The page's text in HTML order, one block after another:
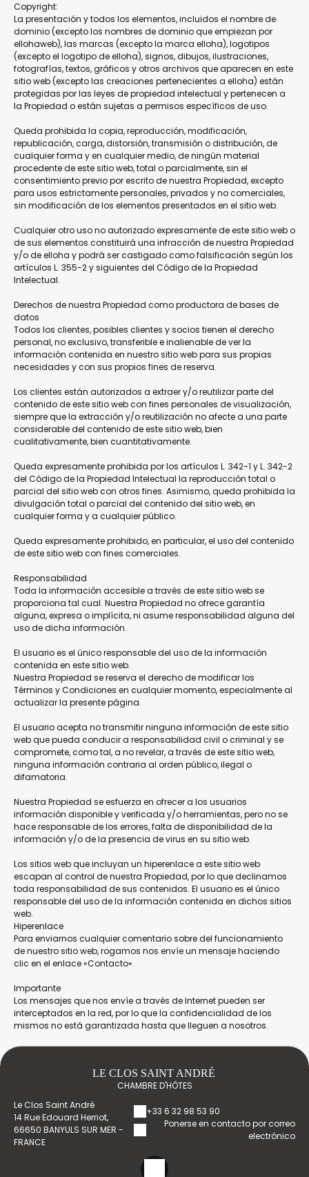
Copyright:
La presentación y todos los elementos, incluidos el nombre de
dominio (excepto los nombres de dominio que empiezan por
ellohaweb), las marcas (excepto la marca elloha), logotipos
(excepto el logotipo de elloha), signos, dibujos, ilustraciones,
fotografías, textos, gráficos y otros archivos que aparecen en este
sitio web (excepto las creaciones pertenecientes a elloha) están
protegidas por las leyes de propiedad intelectual y pertenecen a
la Propiedad o están sujetas a permisos específicos de uso.
Queda prohibida la copia, reproducción, modificación,
republicación, carga, distorsión, transmisión o distribución, de
cualquier forma y en cualquier medio, de ningún material
procedente de este sitio web, total o parcialmente, sin el
consentimiento previo por escrito de nuestra Propiedad, excepto
para usos estrictamente personales, privados y no comerciales,
sin modificación de los elementos presentados en el sitio web.
Cualquier otro uso no autorizado expresamente de este sitio web o
de sus elementos constituirá una infracción de nuestra Propiedad
y/o de elloha y podrá ser castigado como falsificación según los
artículos L. 355-2 y siguientes del Código de la Propiedad
Intelectual.
Derechos de nuestra Propiedad como productora de bases de
datos
Todos los clientes, posibles clientes y socios tienen el derecho
personal, no exclusivo, transferible e inalienable de ver la
información contenida en nuestro sitio web para sus propias
necesidades y con sus propios fines de reserva.
Los clientes están autorizados a extraer y/o reutilizar parte del
contenido de este sitio web con fines personales de visualización,
siempre que la extracción y/o reutilización no afecte a una parte
considerable del contenido de este sitio web, bien
cualitativamente, bien cuantitativamente.
Queda expresamente prohibida por los artículos L. 342-1 y L. 342-2
del Código de la Propiedad Intelectual la reproducción total o
parcial del sitio web con otros fines. Asimismo, queda prohibida la
divulgación total o parcial del contenido del sitio web, en
cualquier forma y a cualquier público.
Queda expresamente prohibido, en particular, el uso del contenido
de este sitio web con fines comerciales.
Responsabilidad
Toda la información accesible a través de este sitio web se
proporciona tal cual. Nuestra Propiedad no ofrece garantía
alguna, expresa o implícita, ni asume responsabilidad alguna del
uso de dicha información.
El usuario es el único responsable del uso de la información
contenida en este sitio web.
Nuestra Propiedad se reserva el derecho de modificar los
Términos y Condiciones en cualquier momento, especialmente al
actualizar la presente página.
El usuario acepta no transmitir ninguna información de este sitio
web que pueda conducir a responsabilidad civil o criminal y se
compromete, como tal, a no revelar, a través de este sitio web,
ninguna información contraria al orden público, ilegal o
difamatoria.
Nuestra Propiedad se esfuerza en ofrecer a los usuarios
información disponible y verificada y/o herramientas, pero no se
hace responsable de los errores, falta de disponibilidad de la
información y/o de la presencia de virus en su sitio web.
Los sitios web que incluyan un hiperenlace a este sitio web
escapan al control de nuestra Propiedad, por lo que declinamos
toda responsabilidad de sus contenidos. El usuario es el único
responsable del uso de la información contenida en dichos sitios
web.
Hiperenlace
Para enviarnos cualquier comentario sobre del funcionamiento
de nuestro sitio web, rogamos nos envíe un mensaje haciendo
clic en el enlace «Contacto».
Importante
Los mensajes que nos envíe a través de Internet pueden ser
interceptados en la red, por lo que la confidencialidad de los
mismos no está garantizada hasta que lleguen a nosotros.
LE CLOS SAINT ANDRÉ
CHAMBRE D'HÔTES
Le Clos Saint André
14 Rue Edouard Herriot,
66650 BANYULS SUR MER -
FRANCE
+33 6 32 98 53 90
Ponerse en contacto por correo
electrónico